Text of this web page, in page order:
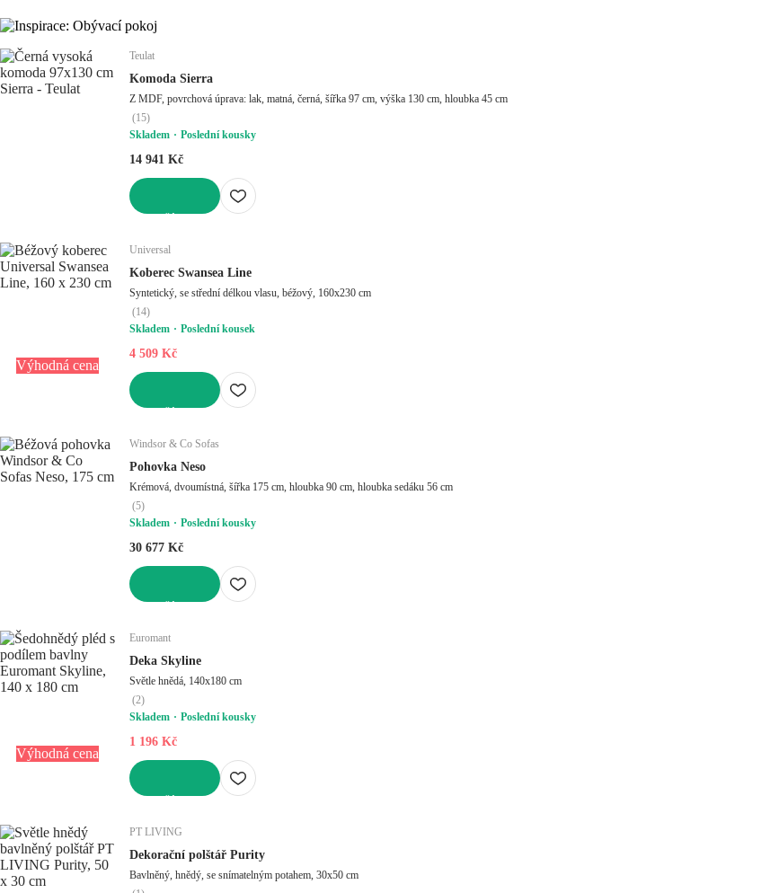
Teulat
Komoda Sierra
Z MDF, povrchová úprava: lak, matná, černá, šířka 97 cm, výška 130 cm, hloubka 45 cm
(15)
Skladem
Poslední kousky
14 941 Kč
Výhodná cena
Universal
Koberec Swansea Line
Syntetický, se střední délkou vlasu, béžový, 160x230 cm
(14)
Skladem
Poslední kousek
4 509 Kč
Windsor & Co Sofas
Pohovka Neso
Krémová, dvoumístná, šířka 175 cm, hloubka 90 cm, hloubka sedáku 56 cm
(5)
Skladem
Poslední kousky
30 677 Kč
Výhodná cena
Euromant
Deka Skyline
Světle hnědá, 140x180 cm
(2)
Skladem
Poslední kousky
1 196 Kč
PT LIVING
Dekorační polštář Purity
Bavlněný, hnědý, se snímatelným potahem, 30x50 cm